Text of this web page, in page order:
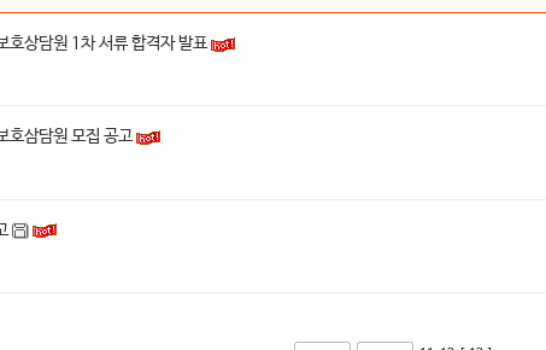
호상담원 1차 서류 합격자 발표
호삼담원 모집 공고